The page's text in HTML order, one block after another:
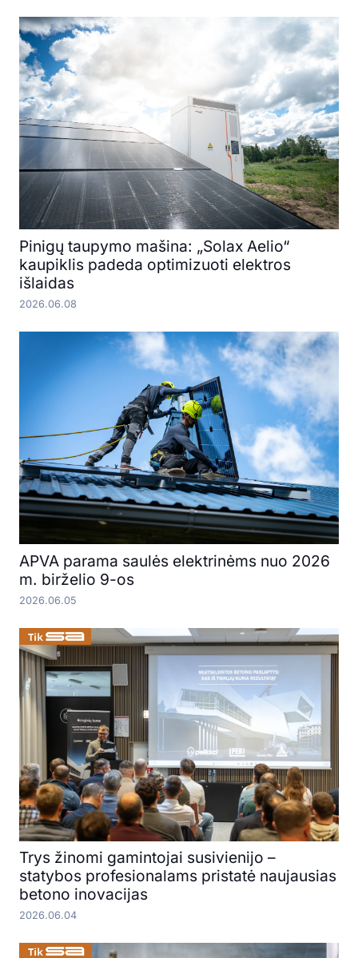
Pinigų taupymo mašina: „Solax Aelio“
kaupiklis padeda optimizuoti elektros
išlaidas
2026.06.08
APVA parama saulės elektrinėms nuo 2026
m. birželio 9-os
2026.06.05
Trys žinomi gamintojai susivienijo –
statybos profesionalams pristatė naujausias
betono inovacijas
2026.06.04